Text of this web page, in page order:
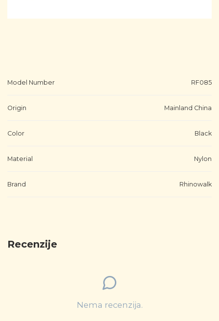
Model Number RF085
Origin Mainland China
Color Black
Material Nylon
Brand Rhinowalk
Recenzije
Nema recenzija.